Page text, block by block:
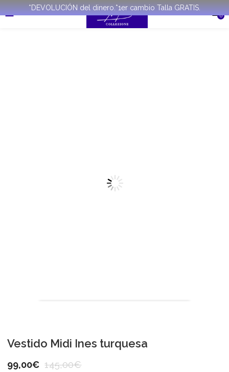
*DEVOLUCIÓN del dinero.*1er cambio Talla GRATIS.
0
Vestido Midi Ines turquesa
99,00€ 145,00€